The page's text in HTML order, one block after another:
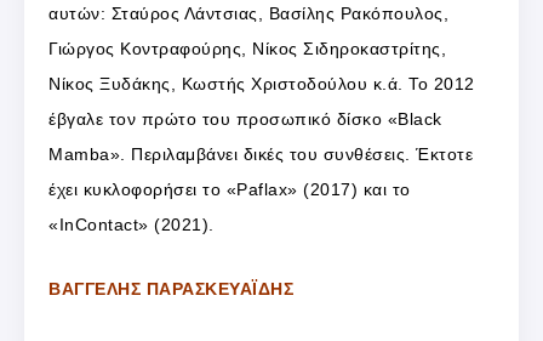
αυτών: Σταύρος Λάντσιας, Βασίλης Ρακόπουλος,
Γιώργος Κοντραφούρης, Νίκος Σιδηροκαστρίτης,
Νίκος Ξυδάκης, Κωστής Χριστοδούλου κ.ά. Το 2012
έβγαλε τον πρώτο του προσωπικό δίσκο «Black
Mamba». Περιλαμβάνει δικές του συνθέσεις. Έκτοτε
έχει κυκλοφορήσει το «Paflax» (2017) και το
«InContact» (2021).
ΒΑΓΓΕΛΗΣ ΠΑΡΑΣΚΕΥΑΪΔΗΣ